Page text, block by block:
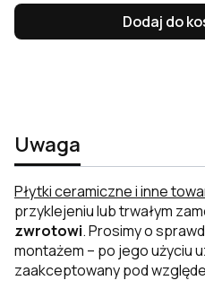
Dodaj do
Uwaga
Płytki ceramiczne i inne
przyklejeniu lub trwałym
zwrotowi. Prosimy o
montażem – po jego użyciu
zaakceptowany pod